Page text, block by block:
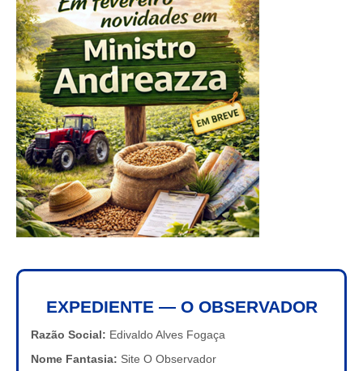
EXPEDIENTE — O OBSERVADOR
Razão Social: Edivaldo Alves Fogaça
Nome Fantasia: Site O Observador